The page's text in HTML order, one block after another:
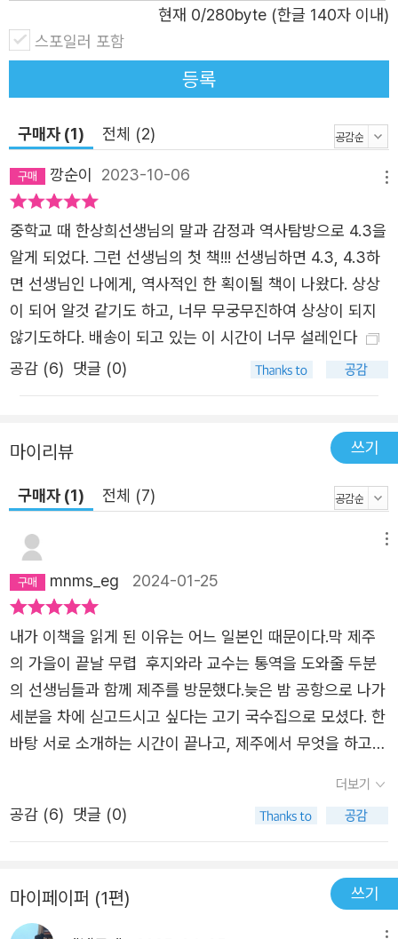
어나서 어머니에게 꿈 이야기를 들려드리니 돌아온 말씀은
“네가 외할아버지 꿈을 꿨구나!”였다. 저자는 그날 처음 어
머니에게 ‘4․3’이란 걸 들었다. 1948년 11월 7일, 제주도 남
원읍 한남리. 군인과 경찰이 마을에 들이닥쳐 집집마다 불을
지르며 무차별 총격을 가했다. 어머니(당시 8살)와 외삼촌
(당시 5살)은 대나무밭에 숨어 집이 불타는 모습을 숨죽여
지켜보았다. 남매는 두려움에 떨며 부모님을 밤새 기다렸고,
아버지는 이후 다시 보지 못했다. 급히 피신했다가 붙잡힌
남매의 아버지는 ‘무기징역’이라는 형량을 받고 서울 마포형
무소에 감금되었다가 6․25전쟁 때 희생되었기 때문이다.
(저자의 외할아버지가 엉뚱하게도 이적죄와 간첩죄를 뒤집
어썼다는 것은 어머니도 나중에 알게 된 사실이다.) 이날 저
자는 쏟아지는 궁금증을 참을 수 없었다고 한다. 왜 외할아
버지는 전과자가 되었을까? 어린 남매는 집도 불타고 아버
지도 없이 어떻게 살아왔을까? 다른 집에도 이런 사연이 있
던진 여러 질문에 저자는 지금까지의 장난꾸러기 생활을 접
못했기에 묻혀 버린 역사. 아픈 가족사에 대해 하소연 한번
월 항쟁’ 이후였다. 16살 저자가 4․3을 처음 들었던 해도 4․
3무장봉기가 벌어진 지 무려 40년이 지난 1988년이었다.
“도대체 4․3이 뭐지?” 저자는 어머니와 외삼촌, 외할아버지
가 겪은 사연을 듣고 생긴 이 질문에 오랫동안 답을 구하러
다녔다. 간단없는 이 여정에 대한 기록이 《4․3이 나에게 건
넨 말》이다. • 4․3의 상처를 견뎌온 힘에 관한 고찰: 4․3과
사람들 첫 번째 질문은 4․3의 역사적 사실에 대한 것이었고,
그에 대한 답은 1장에 정리되어 있다. 4․3이 대체 왜 일어났
포사건부터 1954년 9월 21일 한라산 통행금지령이 해제될
때까지 7년 7개월을 겪어 낸 사람들의 이야기는 당시를 다
작), 《돌담에 속삭이는》(임철우 작)을 통해 2장에서 생생하
게 전해진다. 두 번째 질문은 그렇다면 그때 살아남은 사람
현재 0/280byte (한글 140자 이내)
스포일러 포함
등록
구매자 (1) 전체 (2)
깡순이 2023-10-06
중학교 때 한상희선생님의 말과 감정과 역사탐방으로 4.3을
알게 되었다. 그런 선생님의 첫 책!!! 선생님하면 4.3, 4.3하
면 선생님인 나에게, 역사적인 한 획이될 책이 나왔다. 상상
이 되어 알것 같기도 하고, 너무 무궁무진하여 상상이 되지
않기도하다. 배송이 되고 있는 이 시간이 너무 설레인다
공감 (6) 댓글 (0)
마이리뷰 쓰기
구매자 (1) 전체 (7)
mnms_eg 2024-01-25
내가 이책을 읽게 된 이유는 어느 일본인 때문이다.막 제주
의 가을이 끝날 무렵 후지와라 교수는 통역을 도와줄 두분
의 선생님들과 함께 제주를 방문했다.늦은 밤 공항으로 나가
세분을 차에 싣고드시고 싶다는 고기 국수집으로 모셨다. 한
바탕 서로 소개하는 시간이 끝나고, 제주에서 무엇을 하고
고 그동안 축척해둔 '도민 맛집' 정보를 풀어볼 요량으로 여
쭈어봤는데,교수님 입에서는 의외의 답이 나왔다.'제주의 4.
울에서 전주로 전주에서 제주로 이어지는 강행군이였지만교
수님은 4.3 평화 공원, 백조일손묘, 잃어버린 마을 곤을동,
터진목, 북촌 기념관까지이틀 동안 제주 전역을 샅샅이 누비
더보기
공감 (6) 댓글 (0)
마이페이퍼 (1편) 쓰기